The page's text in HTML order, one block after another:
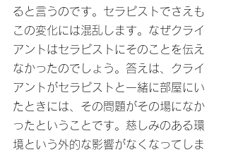
ると言うのです。セラピストでさえも
この変化には混乱します。なぜクライ
アントはセラピストにそのことを伝え
なかったのでしょう。答えは、クライ
アントがセラピストと一緒に部屋にい
たときには、その問題がその場になか
ったということです。慈しみのある環
境という外的な影響がなくなってしま